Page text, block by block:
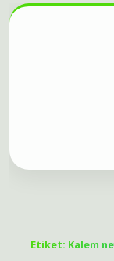
Etiket: Kalem